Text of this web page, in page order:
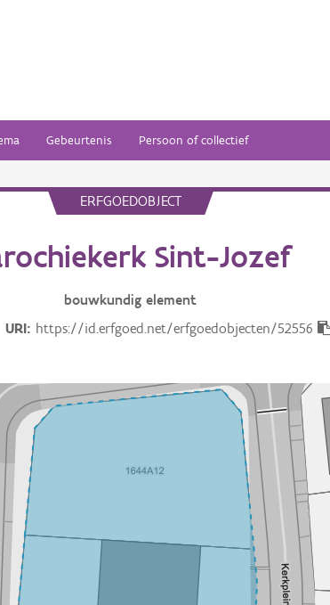
Gebeurtenis Persoon of collectief
ERFGOEDOBJECT
Sint-Jozef
bouwkundig element
URI https://id.erfgoed.net/erfgoedobjecten/52556